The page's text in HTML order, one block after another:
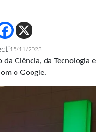
15/11/2023
Ciência, da Tecnologia
o Google.